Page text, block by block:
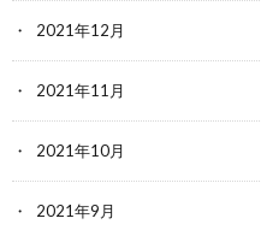
2021年12月
2021年11月
2021年10月
2021年9月